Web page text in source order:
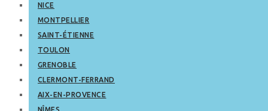
NICE
MONTPELLIER
SAINT-ÉTIENNE
TOULON
GRENOBLE
CLERMONT-FERRAND
AIX-EN-PROVENCE